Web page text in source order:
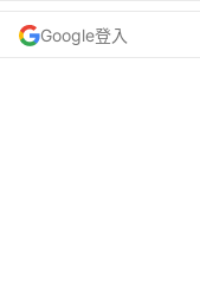
Google登入